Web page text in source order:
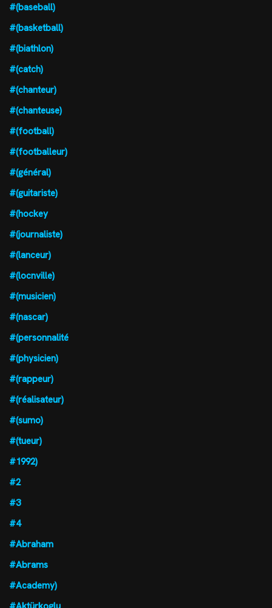
#(baseball)
#(basketball)
#(biathlon)
#(catch)
#(chanteur)
#(chanteuse)
#(football)
#(footballeur)
#(général)
#(guitariste)
#(hockey
#(journaliste)
#(lanceur)
#(locnville)
#(musicien)
#(nascar)
#(personnalité
#(physicien)
#(rappeur)
#(réalisateur)
#(sumo)
#(tueur)
#1992)
#2
#3
#4
#Abraham
#Abrams
#Academy)